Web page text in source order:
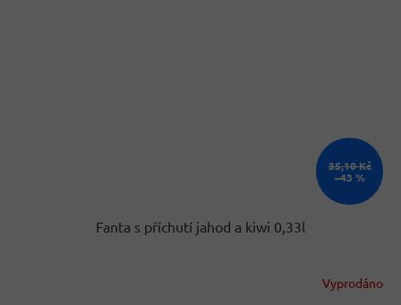
35,10 Kč
–43 %
Fanta s příchutí jahod a kiwi 0,33l
Vyprodáno